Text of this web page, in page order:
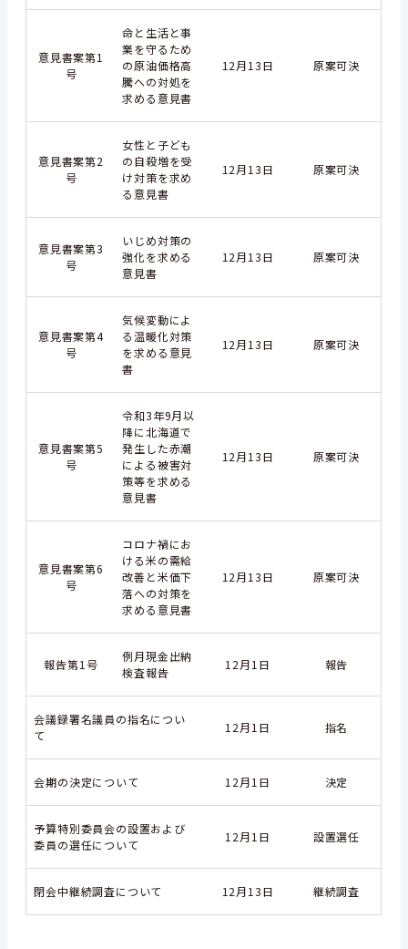
意見書案第1
号
命と生活と事
業を守るため
の原油価格高
騰への対処を
求める意見書
12月13日 原案可決
意見書案第2
号
女性と子ども
の自殺増を受
け対策を求め
る意見書
12月13日 原案可決
意見書案第3
号
いじめ対策の
強化を求める
意見書
12月13日 原案可決
意見書案第4
号
気候変動によ
る温暖化対策
を求める意見
書
12月13日 原案可決
意見書案第5
号
令和3年9月以
降に北海道で
発生した赤潮
による被害対
策等を求める
意見書
12月13日 原案可決
意見書案第6
号
コロナ禍にお
ける米の需給
改善と米価下
落への対策を
求める意見書
12月13日 原案可決
報告第1号
例月現金出納
検査報告
12月1日 報告
会議録署名議員の指名につい
て
12月1日 指名
会期の決定について 12月1日 決定
予算特別委員会の設置および
委員の選任について
12月1日 設置選任
閉会中継続調査について 12月13日 継続調査